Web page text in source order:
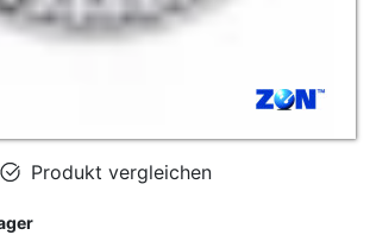
Produkt vergleichen